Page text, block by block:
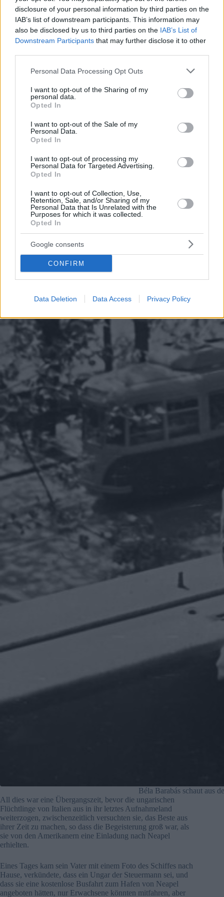
disclosure of your personal information by third parties on the
IAB’s list of downstream participants. This information may
also be disclosed by us to third parties on the IAB’s List of
Downstream Participants that may further disclose it to other
Please note that this website/app uses one or more Google
not limited to your visit or usage behaviour. You may click to
grant or deny consent to Google and its third-party tags to
use your data for below specified purposes in below Google
consent section.
Personal Data Processing Opt Outs
I want to opt-out of the Sharing of my
personal data.
Opted In
I want to opt-out of the Sale of my
Personal Data.
Opted In
I want to opt-out of processing my
Personal Data for Targeted Advertising.
Opted In
I want to opt-out of Collection, Use,
Retention, Sale, and/or Sharing of my
Personal Data that Is Unrelated with the
Purposes for which it was collected.
Opted In
Google consents
CONFIRM
Data Deletion Data Access Privacy Policy
Budapester Opernhaus, Kartoffeln in der Küche schälen.
Béla Barabás schaut aus
All dies war eine Übergangszeit, bevor die ungarischen
Flüchtlinge von Italien aus in ihr letztes Aufnahmeland
weiterzogen, zwischenzeitlich versuchten sie, das Beste aus
ihrer Zeit zu machen, so dass die Begeisterung groß war, als
sie von den Amerikanern eine Einladung nach Neapel
erhielten.
Eines Tages kam sein Vater mit einem Foto des Schiffes nach
Hause, verkündete, dass ein Ungar der Steuermann sei, und
dass sie eine kostenlose Busfahrt zum Hafen von Neapel
angeboten hätten, nur Erwachsene könnten mitfahren, aber